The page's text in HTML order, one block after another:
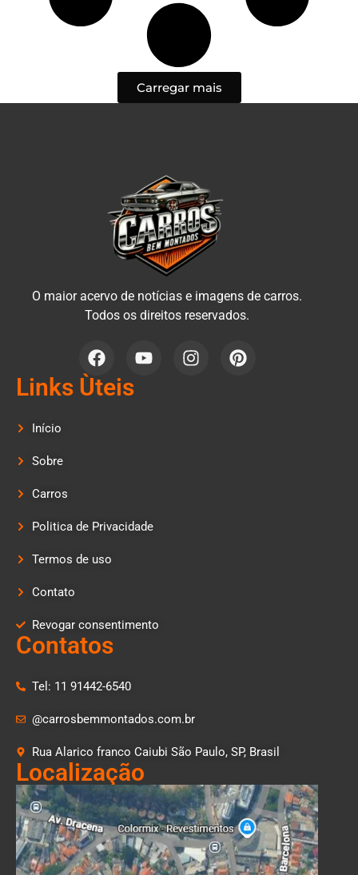
Carregar mais
O maior acervo de notícias e imagens de carros.
Todos os direitos reservados.
Links Ùteis
Início
Sobre
Carros
Politica de Privacidade
Termos de uso
Contato
Revogar consentimento
Contatos
Tel: 11 91442-6540
@carrosbemmontados.com.br
Rua Alarico franco Caiubi São Paulo, SP, Brasil
Localização